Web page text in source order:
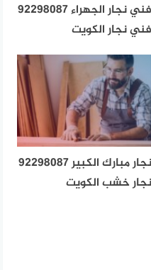
فني نجار الجهراء 92298087
فني نجار الكويت
نجار مبارك الكبير 92298087
نجار خشب الكويت